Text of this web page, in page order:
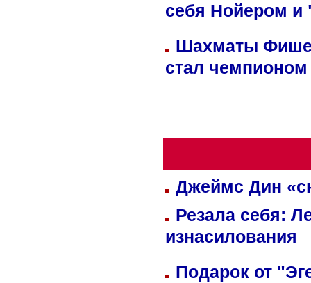
себя Нойером и
Шахматы
стал
Джеймс Дин
Резала себя:
изнасилования
Подарок от